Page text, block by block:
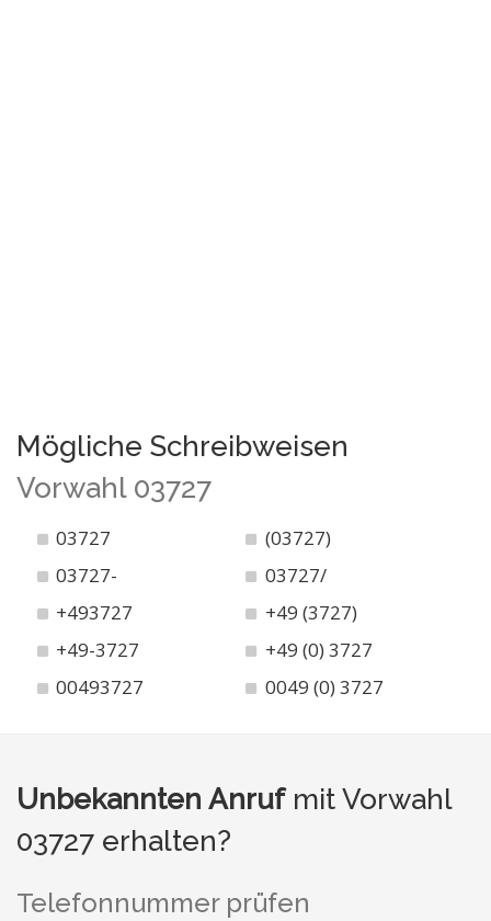
Mögliche Schreibweisen
Vorwahl 03727
03727
(03727)
03727-
03727/
+493727
+49 (3727)
+49-3727
+49 (0) 3727
00493727
0049 (0) 3727
Unbekannten Anrufmit Vorwahl
03727 erhalten?
Telefonnummer prüfen